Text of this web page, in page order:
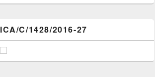
ICA/C/1428/2016-27